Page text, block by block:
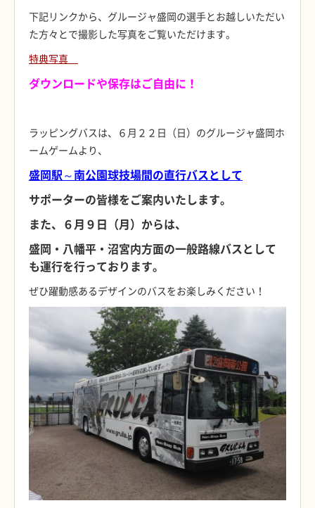
下記リンクから、グルージャ盛岡の選手とお越しいただい
た方々とで撮影した写真をご覧いただけます。
特典写真
ダウンロードや保存はご自由に！
ラッピングバスは、６月２２日（日）のグルージャ盛岡ホ
ームゲームより、
盛岡駅～南公園球技場間の直行バスとして
サポーターの皆様をご案内いたします。
また、６月９日（月）からは、
盛岡・八幡平・沼宮内方面の一般路線バスとして
も運行を行っております。
ぜひ躍動感あるデザインのバスをお楽しみください！